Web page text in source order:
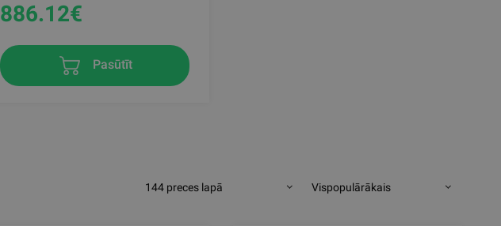
886.12€
Pasūtīt
144 preces lapā Vispopulārākais